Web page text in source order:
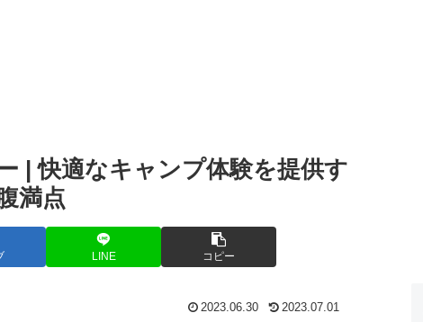
| 快適なキャンプ体験を提供す
満点
LINE コピー
2023.06.30 2023.07.01